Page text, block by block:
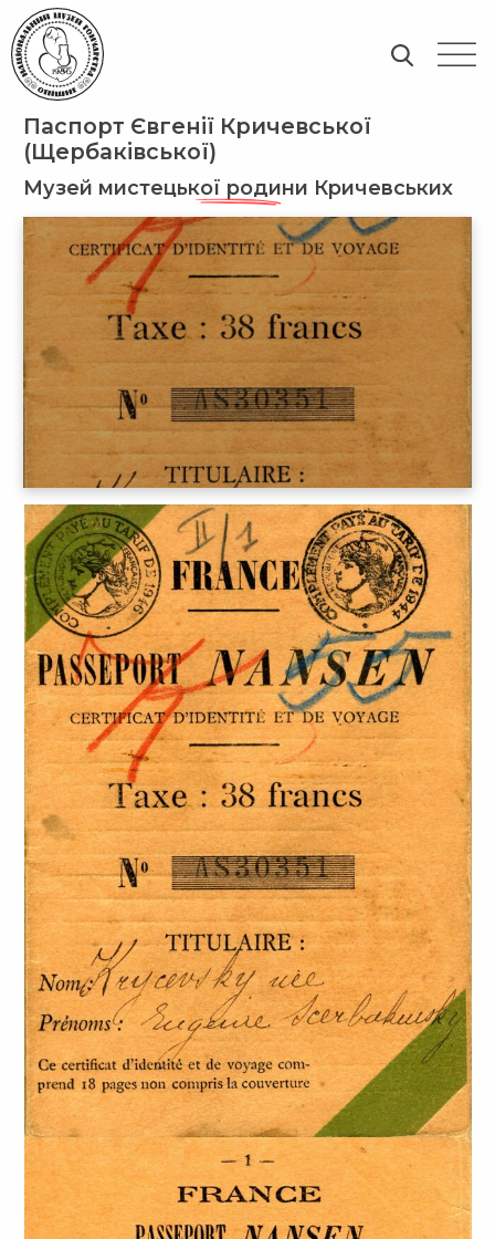
Паспорт Євгенії Кричевської
(Щербаківської)
Музей мистецької родини Кричевських